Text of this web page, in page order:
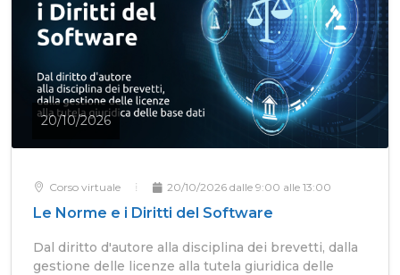
20/10/2026
Corso virtuale 20/10/2026 dalle 9:00 alle 13:00
Le Norme e i Diritti del Software
Dal diritto d'autore alla disciplina dei brevetti, dalla
gestione delle licenze alla tutela giuridica delle